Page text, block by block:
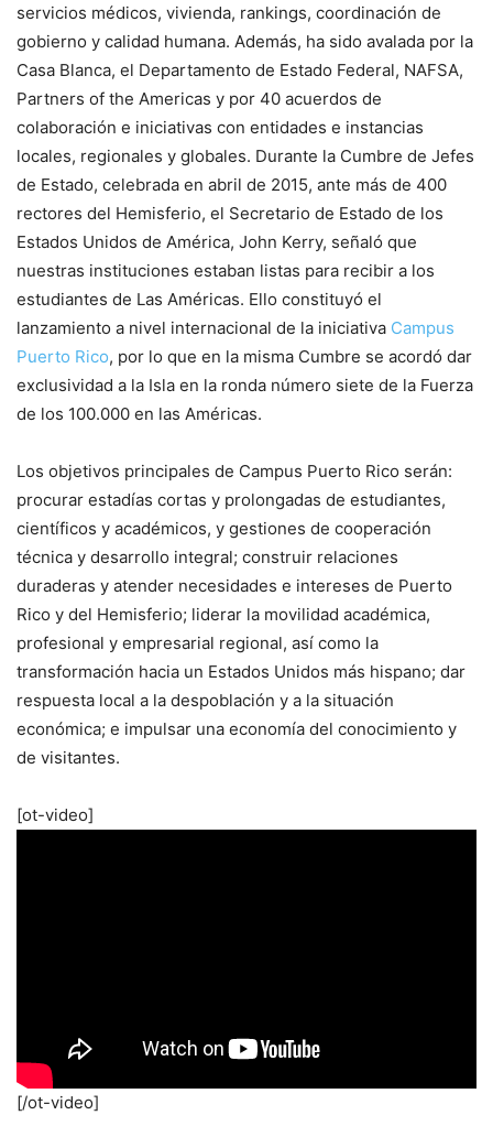
servicios médicos, vivienda, rankings, coordinación de
gobierno y calidad humana. Además, ha sido avalada por la
Casa Blanca, el Departamento de Estado Federal, NAFSA,
Partners of the Americas y por 40 acuerdos de
colaboración e iniciativas con entidades e instancias
locales, regionales y globales. Durante la Cumbre de Jefes
de Estado, celebrada en abril de 2015, ante más de 400
rectores del Hemisferio, el Secretario de Estado de los
Estados Unidos de América, John Kerry, señaló que
nuestras instituciones estaban listas para recibir a los
estudiantes de Las Américas. Ello constituyó el
lanzamiento a nivel internacional de la iniciativa Campus
Puerto Rico, por lo que en la misma Cumbre se acordó dar
exclusividad a la Isla en la ronda número siete de la Fuerza
de los 100.000 en las Américas.
Los objetivos principales de Campus Puerto Rico serán:
procurar estadías cortas y prolongadas de estudiantes,
científicos y académicos, y gestiones de cooperación
técnica y desarrollo integral; construir relaciones
duraderas y atender necesidades e intereses de Puerto
Rico y del Hemisferio; liderar la movilidad académica,
profesional y empresarial regional, así como la
transformación hacia un Estados Unidos más hispano; dar
respuesta local a la despoblación y a la situación
económica; e impulsar una economía del conocimiento y
de visitantes.
[ot-video]
[/ot-video]